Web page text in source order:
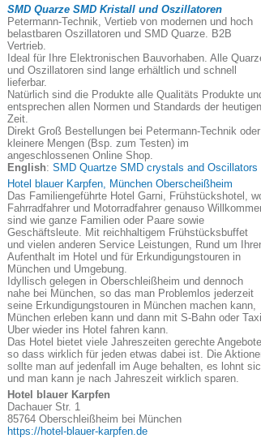
SMD Quarze SMD Kristall und Oszillatoren
Petermann-Technik, Vertieb von modernen und hoch
belastbaren Oszillatoren und SMD Quarze. B2B
Vertrieb.
Ideal für Ihre Elektronischen Bauvorhaben. Alle
und Oszillatoren sind lange erhältlich und schnell
lieferbar.
Natürlich sind die Produkte alle Qualitäts Produkte
entsprechen allen Normen und Standards der heutigen
Zeit.
Direkt Groß Bestellungen bei Petermann-Technik oder
kleinere Mengen (Bsp. zum Testen) im
angeschlossenen Online Shop.
English: SMD Quartze SMD crystals and Oscillators
Hotel blauer Karpfen, München Oberscheißheim
Das Familiengeführte Hotel Garni, Frühstückshotel,
Fahrradfahrer und Motorradfahrer genauso
sind wie ganze Familien oder Paare sowie
Geschäftsleute. Mit reichhaltigem Frühstücksbuffet
und vielen anderen Service Leistungen, Rund um
Aufenthalt im Hotel und für Erkundigungstouren in
München und Umgebung.
Idyllisch gelegen in Oberschleißheim und dennoch
nahe bei München, so das man Problemlos jederzeit
seine Erkundigungstouren in München machen kann,
München erleben kann und dann mit S-Bahn oder
Uber wieder ins Hotel fahren kann.
Das Hotel bietet viele Jahreszeiten gerechte
so dass wirklich für jeden etwas dabei ist. Die
sollte man auf jedenfall im Auge behalten, es lohnt
und man kann je nach Jahreszeit wirklich sparen.
Hotel blauer Karpfen
Dachauer Str. 1
85764 Oberschleißheim bei München
https://hotel-blauer-karpfen.de